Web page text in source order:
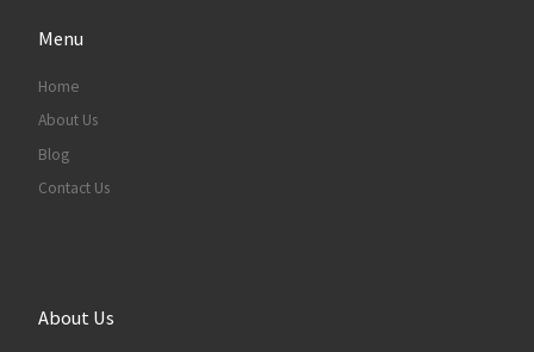
Menu
Home
About Us
Blog
Contact Us
About Us